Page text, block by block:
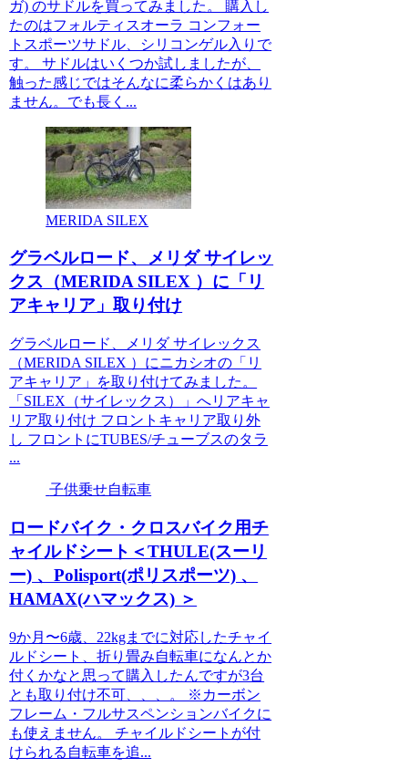
ガ) のサドルを買ってみました。 購入し
たのはフォルティスオーラ コンフォー
トスポーツサドル、シリコンゲル入りで
す。 サドルはいくつか試しましたが、
触った感じではそんなに柔らかくはあり
ません。でも長く...
MERIDA SILEX
グラベルロード、メリダ サイレッ
クス（MERIDA SILEX ）に「リ
アキャリア」取り付け
グラベルロード、メリダ サイレックス
（MERIDA SILEX ）にニカシオの「リ
アキャリア」を取り付けてみました。
「SILEX（​サイレックス）」へリアキャ
リア取り付け フロントキャリア取り外
し フロントにTUBES/チューブスのタラ
...
子供乗せ自転車
ロードバイク・クロスバイク用チ
ャイルドシート＜THULE(スーリ
ー) 、Polisport(ポリスポーツ) 、
HAMAX(ハマックス) ＞
9か月〜6歳、22kgまでに対応したチャイ
ルドシート、折り畳み自転車になんとか
付くかなと思って購入したんですが3台
とも取り付け不可、、、。 ※カーボン
フレーム・フルサスペンションバイクに
も使えません。 チャイルドシートが付
けられる自転車を追...